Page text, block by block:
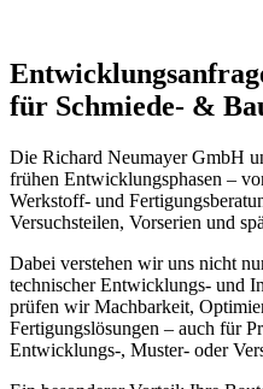
für Schmiede- &
Die Richard Neumayer GmbH
frühen Entwicklungsphasen –
Werkstoff- und
Versuchsteilen, Vorserien und
Dabei verstehen wir uns nicht
technischer Entwicklungs- und
prüfen wir Machbarkeit,
Fertigungslösungen – auch für
Entwicklungs-, Muster- oder